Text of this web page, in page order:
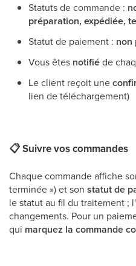
Statuts de commande :
préparation, expédiée,
Statut de paiement : non
Vous êtes notifiéde
Le client reçoit une
lien de téléchargement)
📋Suivre vos commandes
Chaque commande affiche
terminée ») et son statut de
le statut au fil du traitement ; l'
changements. Pour un
qui marquez la commande